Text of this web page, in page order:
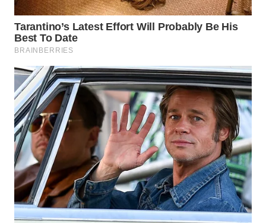
WAHANANEWS
CO ID
WAHANANEWS
NET
WAHANA
SPORT
WAHANA
UMKM
WAHANA
SELEB